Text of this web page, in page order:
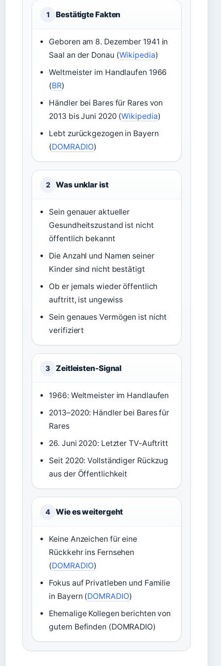
1 Bestätigte Fakten
Geboren am 8. Dezember 1941 in
Saal an der Donau (Wikipedia)
Weltmeister im Handlaufen 1966
(BR)
Händler bei Bares für Rares von
2013 bis Juni 2020 (Wikipedia)
Lebt zurückgezogen in Bayern
(DOMRADIO)
2 Was unklar ist
Sein genauer aktueller
Gesundheitszustand ist nicht
öffentlich bekannt
Die Anzahl und Namen seiner
Kinder sind nicht bestätigt
Ob er jemals wieder öffentlich
auftritt, ist ungewiss
Sein genaues Vermögen ist nicht
verifiziert
3 Zeitleisten-Signal
1966: Weltmeister im Handlaufen
2013–2020: Händler bei Bares für
Rares
26. Juni 2020: Letzter TV-Auftritt
Seit 2020: Vollständiger Rückzug
aus der Öffentlichkeit
4 Wie es weitergeht
Keine Anzeichen für eine
Rückkehr ins Fernsehen
(DOMRADIO)
Fokus auf Privatleben und Familie
in Bayern (DOMRADIO)
Ehemalige Kollegen berichten von
gutem Befinden (DOMRADIO)